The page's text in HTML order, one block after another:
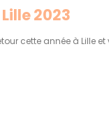
2023
cette année à Lille